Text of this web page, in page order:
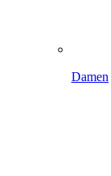
Damen